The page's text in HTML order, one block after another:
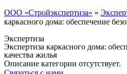
ООО «Стройэкспертиза» »
каркасного дома: обеспечение
Экспертиза
Экспертиза каркасного дома:
качества жилья
Описание категории отсутствует.